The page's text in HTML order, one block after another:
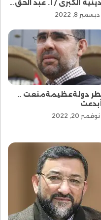
الولايات العامة
المعاصرة.
سيرة الدكتور أحمد
أن العلامة الريسوني
يدل على ذلك جمعه بين
الكبرى / أ. عبد الحق…
ديسمبر 8, 2022
دولةعظيمةمنعت ..
نوفمبر 20, 2022